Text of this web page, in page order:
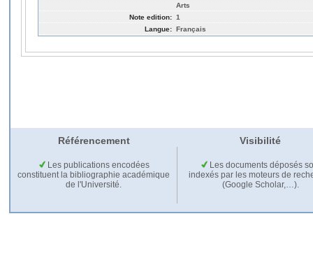
Arts
Note edition: 1
Langue: Français
Référencement Visibilité
Les publications encodées
constituent la bibliographie académique
de l'Université.
Les documents déposés
indexés par les moteurs de
(Google Scholar,…).